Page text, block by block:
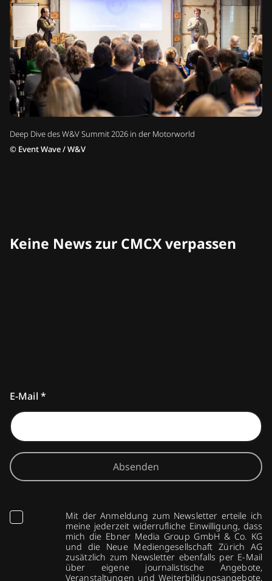
Deep Dive des W&V Summit 2026 in der Motorworld
© Event Wave / W&V
Keine News zur CMCX verpassen
E-Mail *
Absenden
Mit der Anmeldung zum Newsletter erteile ich
meine jederzeit widerrufliche Einwilligung, dass
mich die Ebner Media Group GmbH & Co. KG
und die Neue Mediengesellschaft Zürich AG
zusätzlich zum Newsletter ebenfalls per E-Mail
über eigene journalistische Angebote,
Veranstaltungen und Weiterbildungsangebote,